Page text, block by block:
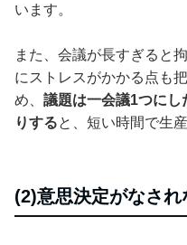
います。
また、会議が長すぎると
にストレスがかかる点も
め、 議題は一会議1つにし
りすると、短い時間で生
(2)意思決定がなされ